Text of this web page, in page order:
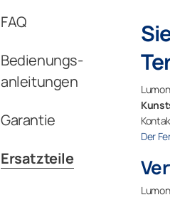
FAQ
Bedienungs-
anleitungen
Garantie
Ersatzteile
Der